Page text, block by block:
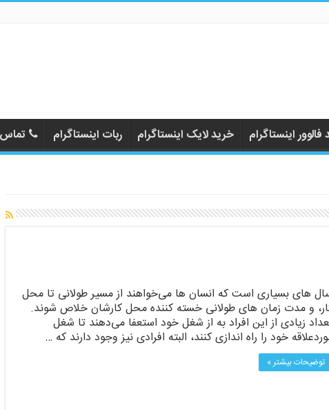
اینستاگرام خرید لایک اینستاگرام ربات اینستاگرام تماس
های بسیاری است که انسان ها می‌خواهند از مسیر طولانی تا محل
و مدت زمان های طولانی خسته کننده محل کارشان خلاص شوند.
زیادی از این افراد به از شغل خود استعفا می‌دهند تا شغل
خود را راه اندازی کنند، البته افرادی نیز وجود دارند که …
توضیحات بیشتر »